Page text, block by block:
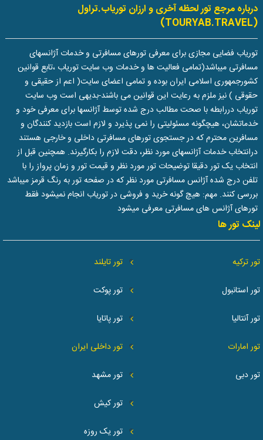
درباره مرجع تور لحظه آخری و ارزان توریاب.تراول
(TOURYAB.TRAVEL)
توریاب فضایی مجازی برای معرفی تورهای مسافرتی و خدمات آژانسهای
مسافرتی میباشد(تمامی فعالیت ها و خدمات وب سایت توریاب ،تابع قوانین
کشورجمهوری اسلامی ایران بوده و تمامی اعضای سایت( اعم از حقیقی و
حقوقی ) نیز ملزم به رعایت این قوانین می باشند-بدیهی است وب سایت
توریاب دررابطه با صحت مطالب درج شده توسط آژانسها برای معرفی خود و
خدماتشان، هیچگونه مسئولیتی را نمی پذیرد و لازم است بازدید کنندگان و
مسافرین محترم که در جستجوی تورهای مسافرتی داخلی و خارجی هستند
درانتخاب خدمات آژانسهای مورد نظر، دقت لازم را بکارگیرند. همچنین قبل از
انتخاب یک تور دقیقا توضیحات تور مورد نظر و قیمت تور و زمان پرواز را با
تلفن درج شده آژانس مسافرتی مورد نظر که در صفحه تور به رنگ قرمز میباشد
بررسی کنند. مهم: هیچ گونه خرید و فروشی در توریاب انجام نمیشود فقط
تورهای آژانس های مسافرتی معرفی میشود
لینک تور ها
تور ترکیه
تور استانبول
تور آنتالیا
تور تایلند
تور پوکت
تور پاتایا
تور امارات
تور دبی
تور داخلی ایران
تور مشهد
تور کیش
تور یک روزه